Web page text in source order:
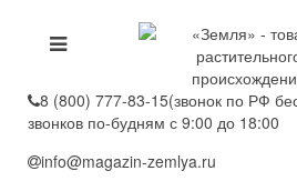
8 (800) 777-83-15(звонок по РФ
звонков по-будням с 9:00 до 18:00
info@magazin-zemlya.ru